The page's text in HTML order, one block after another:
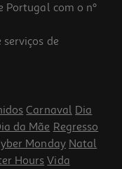
45l
Portugal com o nº
de
Carnaval Dia
da Mãe Regresso
Monday Natal
Hours Vida